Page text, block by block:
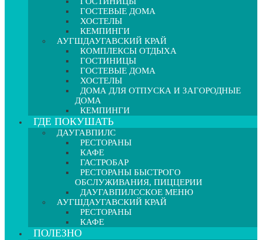
ГОСТЕВЫЕ ДОМА
ХОСТЕЛЫ
КЕМПИНГИ
АУГШДАУГАВСКИЙ КРАЙ
КОМПЛЕКСЫ ОТДЫХА
ГОСТИНИЦЫ
ГОСТЕВЫЕ ДОМА
ХОСТЕЛЫ
ДОМА ДЛЯ ОТПУСКА И ЗАГОРОДНЫЕ
ДОМА
КЕМПИНГИ
ГДЕ ПОКУШАТЬ
ДАУГАВПИЛС
РЕСТОРАНЫ
КАФЕ
ГАСТРОБАР
РЕСТОРАНЫ БЫСТРОГО
ОБСЛУЖИВАНИЯ, ПИЦЦЕРИИ
ДАУГАВПИЛССКОЕ МЕНЮ
АУГШДАУГАВСКИЙ КРАЙ
РЕСТОРАНЫ
КАФЕ
ПОЛЕЗНО